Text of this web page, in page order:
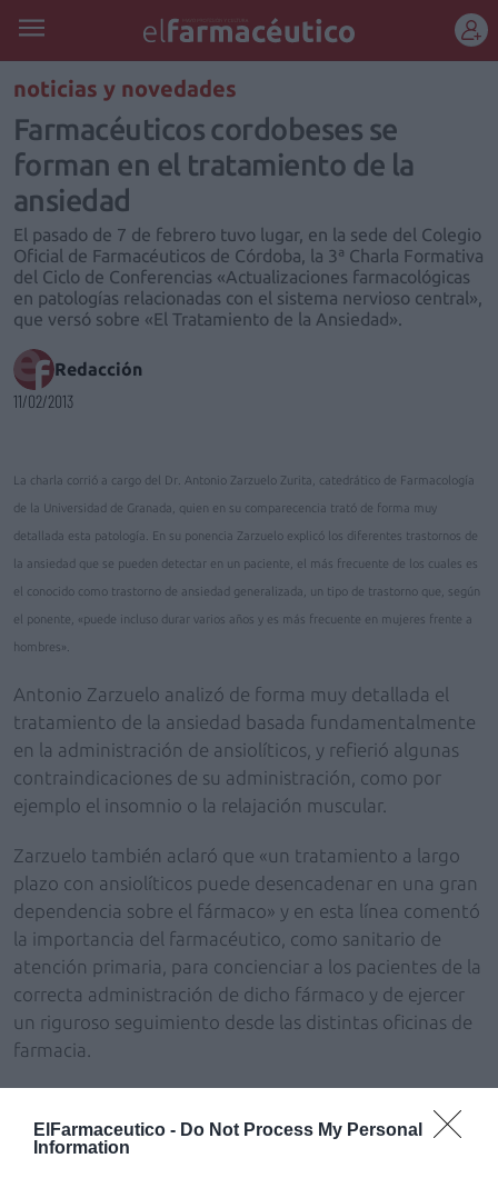
ElFarmaceutico - Do Not Process My Personal
Information
REGÍSTRATE
noticias y novedades
Farmacéuticos cordobeses se
forman en el tratamiento de la
ansiedad
El pasado de 7 de febrero tuvo lugar, en la sede del Colegio
Oficial de Farmacéuticos de Córdoba, la 3ª Charla Formativa
del Ciclo de Conferencias «Actualizaciones farmacológicas
en patologías relacionadas con el sistema nervioso central»,
que versó sobre «El Tratamiento de la Ansiedad».
Redacción
11/02/2013
La charla corrió a cargo del Dr. Antonio Zarzuelo Zurita, catedrático de Farmacología
de la Universidad de Granada, quien en su comparecencia trató de forma muy
detallada esta patología. En su ponencia Zarzuelo explicó los diferentes trastornos de
la ansiedad que se pueden detectar en un paciente, el más frecuente de los cuales es
el conocido como trastorno de ansiedad generalizada, un tipo de trastorno que, según
el ponente, «puede incluso durar varios años y es más frecuente en mujeres frente a
hombres».
Antonio Zarzuelo analizó de forma muy detallada el
tratamiento de la ansiedad basada fundamentalmente
en la administración de ansiolíticos, y refierió algunas
contraindicaciones de su administración, como por
ejemplo el insomnio o la relajación muscular.
Zarzuelo también aclaró que «un tratamiento a largo
plazo con ansiolíticos puede desencadenar en una gran
dependencia sobre el fármaco» y en esta línea comentó
la importancia del farmacéutico, como sanitario de
atención primaria, para concienciar a los pacientes de la
correcta administración de dicho fármaco y de ejercer
un riguroso seguimiento desde las distintas oficinas de
farmacia.
farmacéuticos en las diversas patologías neurológicas
de mayor consulta e incidencia en la oficina de